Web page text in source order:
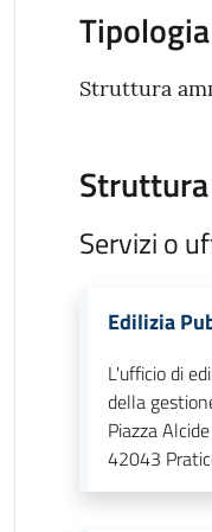
Struttura
Struttura
Servizi o
Edilizia
L'ufficio di
della
Piazza
42043